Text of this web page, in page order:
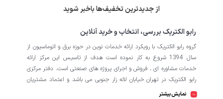
از جدیدترین تخفیف‌ها باخبر شوید
رابو الکتریک بررسی، انتخاب و خرید آنلاین
گروه رابو الکتریک با رویکرد ارائه خدمات نوین در حوزه برق و اتوماسیون از
سال 1394 شروع به کار نموده است هدف از تاسیس این مرکز ارائه
خدمات مشاوره ای ، فروش و اجرای پروژه های صنعتی است. دفتر مرکزی
رابو الکتریک در تهران خیابان لاله زار جنوبی می باشد و اعتماد مشتریان
باعث افتتاح شعبه دوم و کارگاه تابلو سازی نیز در منطقه صنعتی کمالشهر
نمایش بیشتر